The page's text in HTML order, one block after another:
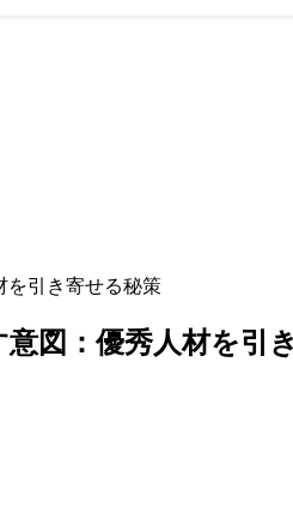
を引き寄せる秘策
図：優秀人材を引